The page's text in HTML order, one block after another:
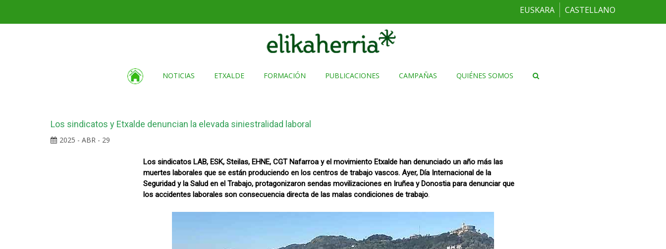
EUSKARA CASTELLANO
NOTICIAS ETXALDE FORMACIÓN PUBLICACIONES CAMPAÑAS QUIÉNES SOMOS
Los sindicatos y Etxalde denuncian la elevada siniestralidad laboral
2025 - ABR - 29
Los sindicatos LAB, ESK, Steilas, EHNE, CGT Nafarroa y el movimiento Etxalde han denunciado un año más las
muertes laborales que se están produciendo en los centros de trabajo vascos. Ayer, Día Internacional de la
Seguridad y la Salud en el Trabajo, protagonizaron sendas movilizaciones en Iruñea y Donostia para denunciar que
los accidentes laborales son consecuencia directa de las malas condiciones de trabajo.